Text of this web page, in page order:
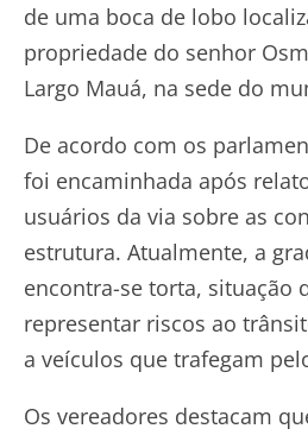
de uma boca de lobo
propriedade do senhor
Largo Mauá, na sede do
De acordo com os
foi encaminhada após
usuários da via sobre as
estrutura. Atualmente, a
encontra-se torta, situação
representar riscos ao
a veículos que trafegam
Os vereadores destacam